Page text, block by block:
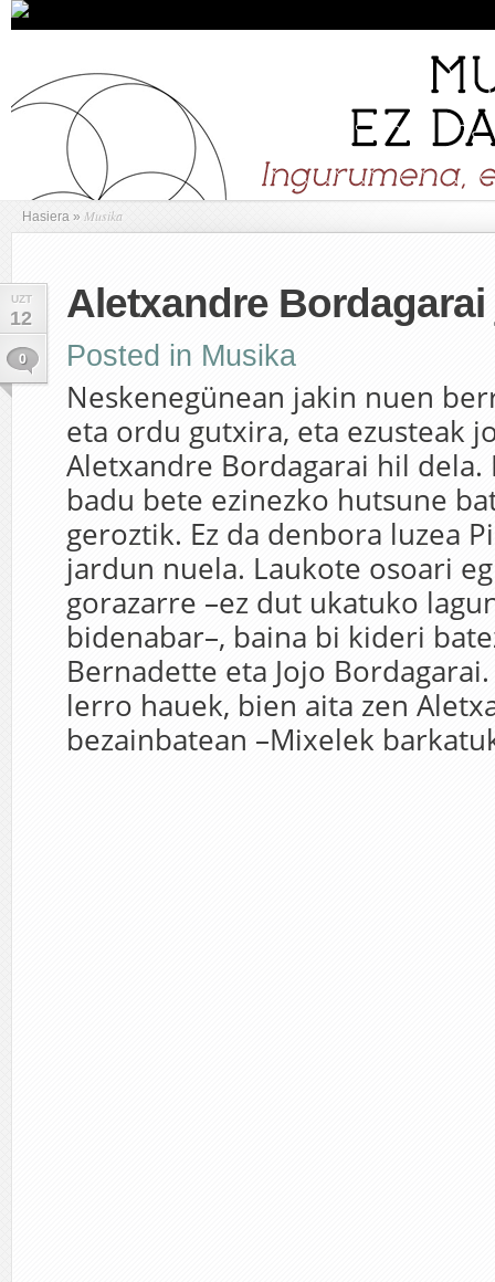
Hasiera » Musika
UZT
12
0
Aletxandre
Posted in Musika
Neskenegünean jakin nuen
eta ordu gutxira, eta ezusteak
Aletxandre Bordagarai hil dela.
badu bete ezinezko hutsune
geroztik. Ez da denbora luzea
jardun nuela. Laukote osoari
gorazarre –ez dut ukatuko
bidenabar–, baina bi kideri
Bernadette eta Jojo
lerro hauek, bien aita zen
bezainbatean –Mixelek